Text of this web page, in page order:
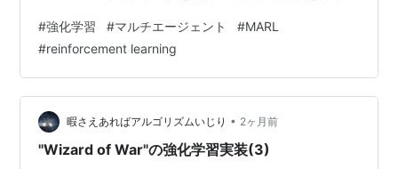
能を確認 前回4. 学習ループの実装まで進めました。 今回
は5. 評価・可視化の実装を進めます。 今回のテーマ：
Pursuitの環境で学習時の性能をモニタリングする可視
化・評価機能を実装 🎵 BGMを再生する モニタリング機
能とは 学習時の性能をモニタ…
#強化学習 #マルチエージェント #MARL
#reinforcement learning
暇さえあればアルゴリズムいじり • 2ヶ月前
"Wizard of War"の強化学習実装(3)